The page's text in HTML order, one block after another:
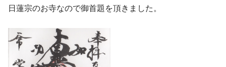
日蓮宗のお寺なので御首題を頂きました。